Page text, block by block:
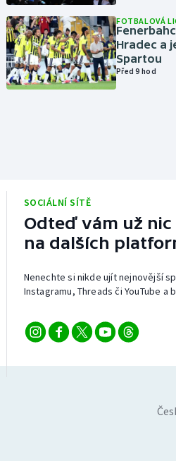
FOTBALOVÁ
Hradec a
Spartou
Před 9 hod
SOCIÁLNÍ SÍTĚ
Odteď vám už
na dalších
Nenechte si nikde ujít nejnovější
Instagramu, Threads či YouTube a